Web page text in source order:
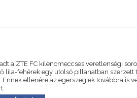
a ZTE FC kilencmeccses veretlenségi
lila-fehérek egy utolsó pillanatban szerzett
Ennek ellenére az egerszegiek továbbra is